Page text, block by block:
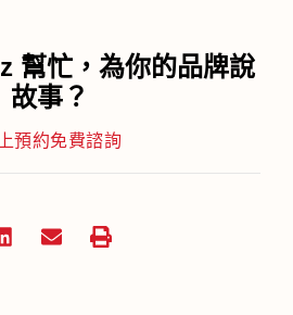
幫忙，為你的品牌說
故事？
預約免費諮詢